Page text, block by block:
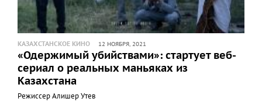
КАЗАХСТАНСКОЕ КИНО 12 НОЯБРЯ, 2021
«Одержимый убийствами»: стартует веб-
сериал о реальных маньяках из
Казахстана
Режиссер Алишер Утев